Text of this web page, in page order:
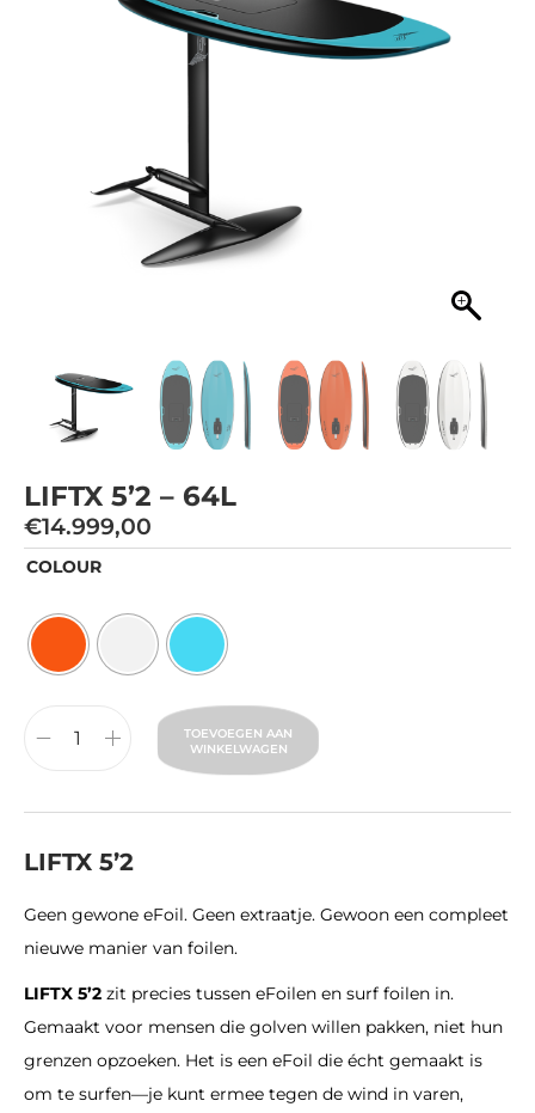
LIFTX 5’2 – 64L
€14.999,00
COLOUR
TOEVOEGEN AAN
WINKELWAGEN
LIFTX 5’2
Geen gewone eFoil. Geen extraatje. Gewoon een compleet
nieuwe manier van foilen.
LIFTX 5’2 zit precies tussen eFoilen en surf foilen in.
Gemaakt voor mensen die golven willen pakken, niet hun
grenzen opzoeken. Het is een eFoil die écht gemaakt is
om te surfen—je kunt ermee tegen de wind in varen,